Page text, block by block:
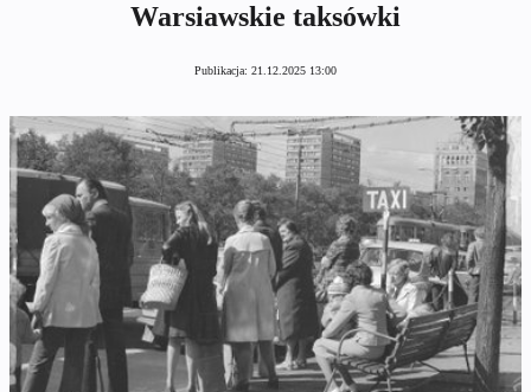
Warsiawskie taksówki
Publikacja: 21.12.2025 13:00